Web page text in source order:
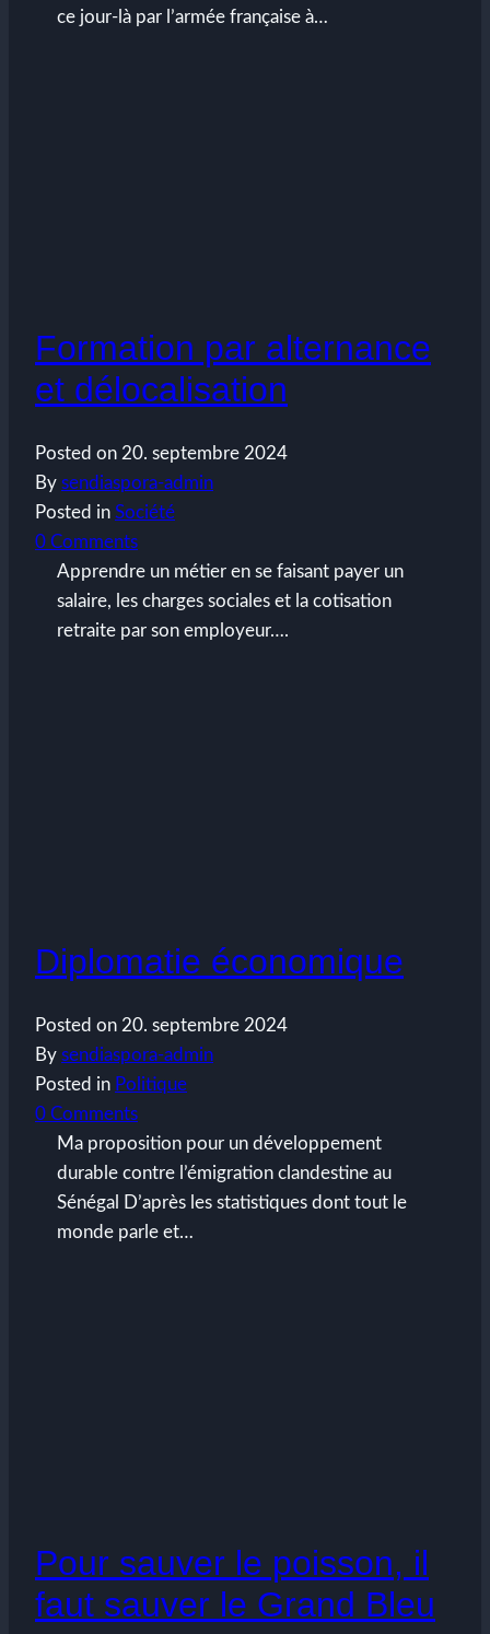
ce jour-là par l’armée française à…
Formation par alternance
et délocalisation
Posted on 20. septembre 2024
By sendiaspora-admin
Posted in Société
0 Comments
Apprendre un métier en se faisant payer un
salaire, les charges sociales et la cotisation
retraite par son employeur….
Diplomatie économique
Posted on 20. septembre 2024
By sendiaspora-admin
Posted in Politique
0 Comments
Ma proposition pour un développement
durable contre l’émigration clandestine au
Sénégal D’après les statistiques dont tout le
monde parle et…
Pour sauver le poisson, il
faut sauver le Grand Bleu